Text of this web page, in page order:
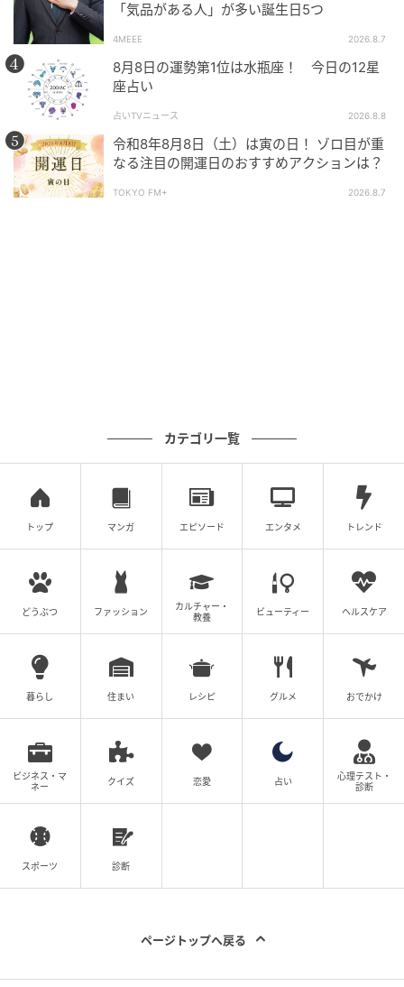
「気品がある人」が多い誕生日5つ
4MEEE 2026.8.7
8月8日の運勢第1位は水瓶座！ 今日の12星
座占い
占いTVニュース 2026.8.8
令和8年8月8日（土）は寅の日！ ゾロ目が重
なる注目の開運日のおすすめアクションは？
TOKYO FM+ 2026.8.7
カテゴリ一覧
トップ マンガ エピソード エンタメ トレンド
どうぶつ ファッション
カルチャー・
教養
ビューティー ヘルスケア
暮らし 住まい レシピ グルメ おでかけ
ビジネス・マ
ネー
クイズ 恋愛 占い
心理テスト・
診断
スポーツ 診断
ページトップへ戻る